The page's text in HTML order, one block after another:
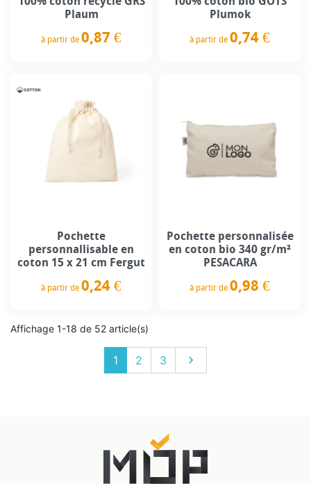
Plaum
à partir de 0,87 €
Plumok
à partir de 0,74 €
Pochette
personnallisable en
coton 15 x 21 cm Fergut
à partir de 0,24 €
Pochette personnalisée
en coton bio 340 gr/m²
PESACARA
à partir de 0,98 €
Affichage 1-18 de 52 article(s)
1 2 3 Suivant
